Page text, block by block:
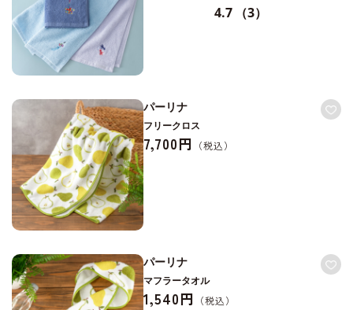
4.7 （3）
パーリナ
フリークロス
7,700円
パーリナ
マフラータオル
1,540円